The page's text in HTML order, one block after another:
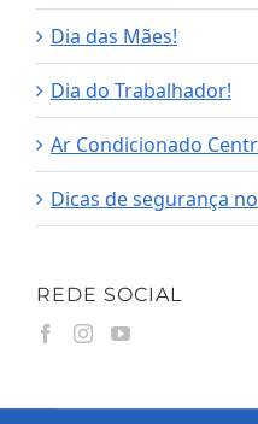
Dia das Mães!
Dia do Trabalhador!
Ar Condicionado
Dicas de segurança
REDE SOCIAL